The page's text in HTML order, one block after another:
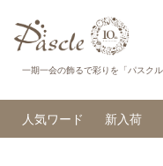
一期一会の飾るで彩りを「パスク
人気ワード 新入荷